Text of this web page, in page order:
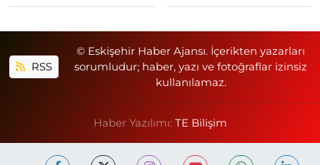
RSS
© Eskişehir Haber Ajansı. İçerikten yazarları
sorumludur; haber, yazı ve fotoğraflar izinsiz
kullanılamaz.
Haber Yazılımı: TE Bilişim